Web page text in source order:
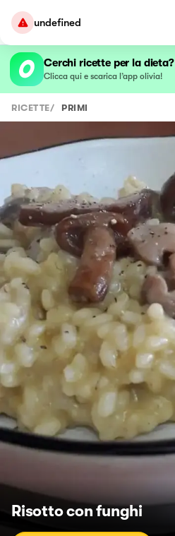
undefined
Cerchi ricette per la dieta?
Clicca qui e scarica l’app olivia!
RICETTE/ PRIMI
Risotto con funghi